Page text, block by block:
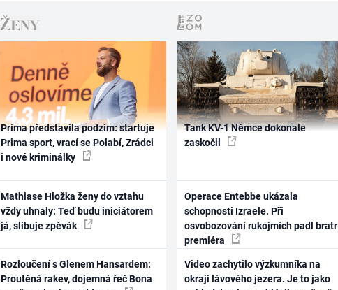
Prima představila podzim: startuje
Prima sport, vrací se Polabí, Zrádci
i nové kriminálky
Mathiase Hložka ženy do vztahu
vždy uhnaly: Teď budu iniciátorem
já, slibuje zpěvák
Rozloučení s Glenem Hansardem:
Proutěná rakev, dojemná řeč Bona
Tank KV-1 Němce dokonale
zaskočil
Operace Entebbe ukázala
schopnosti Izraele. Při
osvobozování rukojmích padl bratr
premiéra
Video zachytilo výzkumníka na
okraji lávového jezera. Je to jako